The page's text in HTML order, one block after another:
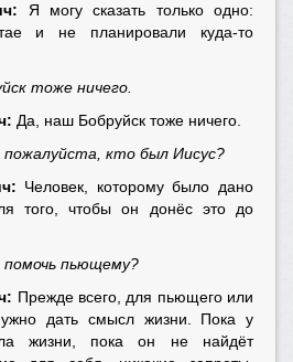
Я могу сказать только одно:
и не планировали куда-то
тоже ничего.
Да, наш Бобруйск тоже ничего.
кто был Иисус?
Человек, которому было дано
того, чтобы он донёс это до
помочь пьющему?
Прежде всего, для пьющего или
дать смысл жизни. Пока у
жизни, пока он не найдёт